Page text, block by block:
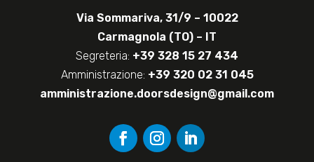
Via Sommariva, 31/9 – 10022
Carmagnola (TO) – IT
Segreteria: +39 328 15 27 434
Amministrazione: +39 320 02 31 045
amministrazione.doorsdesign@gmail.com